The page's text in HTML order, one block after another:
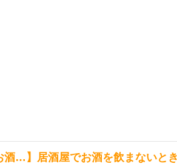
酒…】居酒屋でお酒を飲まないと